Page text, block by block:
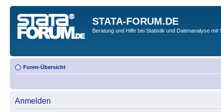
STATA-FORUM.DE
Beratung und Hilfe bei Statistik und Datenanalyse mit
Foren-Übersicht
Anmelden